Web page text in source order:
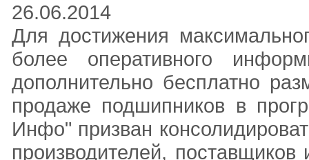
26.06.2014
Для достижения
более оперативного
дополнительно бесплатно
продаже подшипников в
Инфо" призван
производителей,